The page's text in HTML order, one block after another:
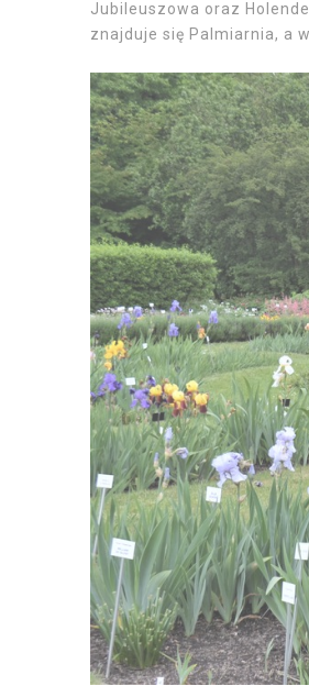
Jubileuszowa oraz
znajduje się Palmiarnia, a